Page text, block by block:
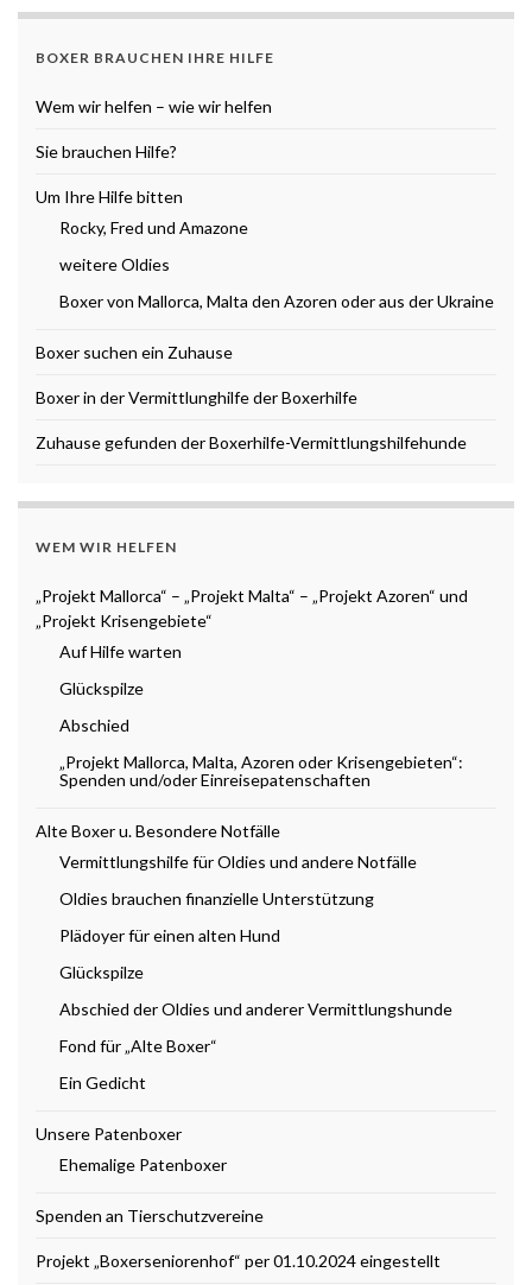
BOXER BRAUCHEN IHRE HILFE
Wem wir helfen – wie wir helfen
Sie brauchen Hilfe?
Um Ihre Hilfe bitten
Rocky, Fred und Amazone
weitere Oldies
Boxer von Mallorca, Malta den Azoren oder aus der Ukraine
Boxer suchen ein Zuhause
Boxer in der Vermittlunghilfe der Boxerhilfe
Zuhause gefunden der Boxerhilfe-Vermittlungshilfehunde
WEM WIR HELFEN
„Projekt Mallorca“ – „Projekt Malta“ – „Projekt Azoren“ und
„Projekt Krisengebiete“
Auf Hilfe warten
Glückspilze
Abschied
„Projekt Mallorca, Malta, Azoren oder Krisengebieten“:
Spenden und/oder Einreisepatenschaften
Alte Boxer u. Besondere Notfälle
Vermittlungshilfe für Oldies und andere Notfälle
Oldies brauchen finanzielle Unterstützung
Plädoyer für einen alten Hund
Glückspilze
Abschied der Oldies und anderer Vermittlungshunde
Fond für „Alte Boxer“
Ein Gedicht
Unsere Patenboxer
Ehemalige Patenboxer
Spenden an Tierschutzvereine
Projekt „Boxerseniorenhof“ per 01.10.2024 eingestellt